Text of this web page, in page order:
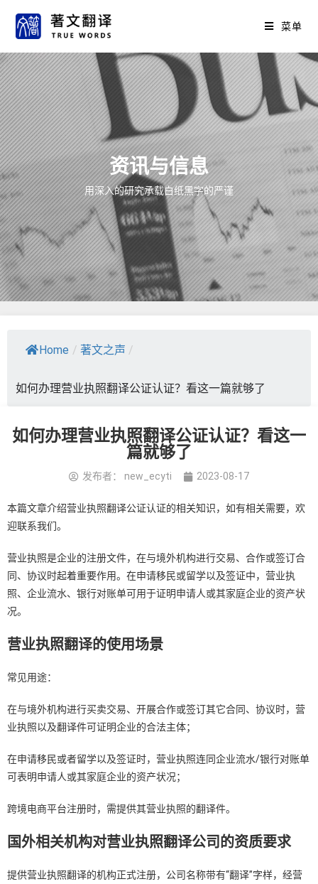
菜单
资讯与信息
用深入的研究承载白纸黑字的严谨
Home / 著文之声 /
如何办理营业执照翻译公证认证？看这一篇就够了
如何办理营业执照翻译公证认证？看这一
篇就够了
发布者： new_ecyti 2023-08-17
本篇文章介绍营业执照翻译公证认证的相关知识，如有相关需要，欢
迎联系我们。
营业执照是企业的注册文件，在与境外机构进行交易、合作或签订合
同、协议时起着重要作用。在申请移民或留学以及签证中，营业执
照、企业流水、银行对账单可用于证明申请人或其家庭企业的资产状
况。
营业执照翻译的使用场景
常见用途：
在与境外机构进行买卖交易、开展合作或签订其它合同、协议时，营
业执照以及翻译件可证明企业的合法主体；
在申请移民或者留学以及签证时，营业执照连同企业流水/银行对账单
可表明申请人或其家庭企业的资产状况；
跨境电商平台注册时，需提供其营业执照的翻译件。
国外相关机构对营业执照翻译公司的资质要求
提供营业执照翻译的机构正式注册，公司名称带有“翻译”字样，经营